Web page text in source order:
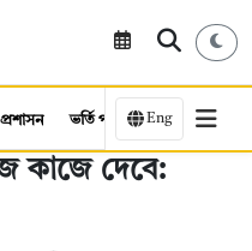
প্রশাসন ভর্তি পরীক্ষা কর্মসংস্থান
Eng
কাজে দেবে: